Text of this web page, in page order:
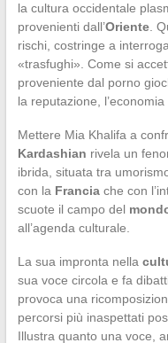
la cultura occidentale
provenienti dall’Oriente.
rischi, costringe a
«trasfughi». Come si
proveniente dal porno
la reputazione,
Mettere Mia Khalifa a
Kardashian rivela un
ibrida, situata tra
con la Franciache con
scuote il campo del
all’agenda culturale.
La sua impronta nella
sua voce circola e fa
provoca una
percorsi più inaspettati
Illustra quanto una voce,